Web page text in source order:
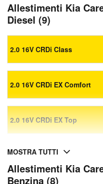
Allestimenti Kia
Diesel (9)
2.0 16V CRDi Class
2.0 16V CRDi EX Comfort
2.0 16V CRDi EX Top
MOSTRA TUTTI
Allestimenti Kia
Benzina (8)